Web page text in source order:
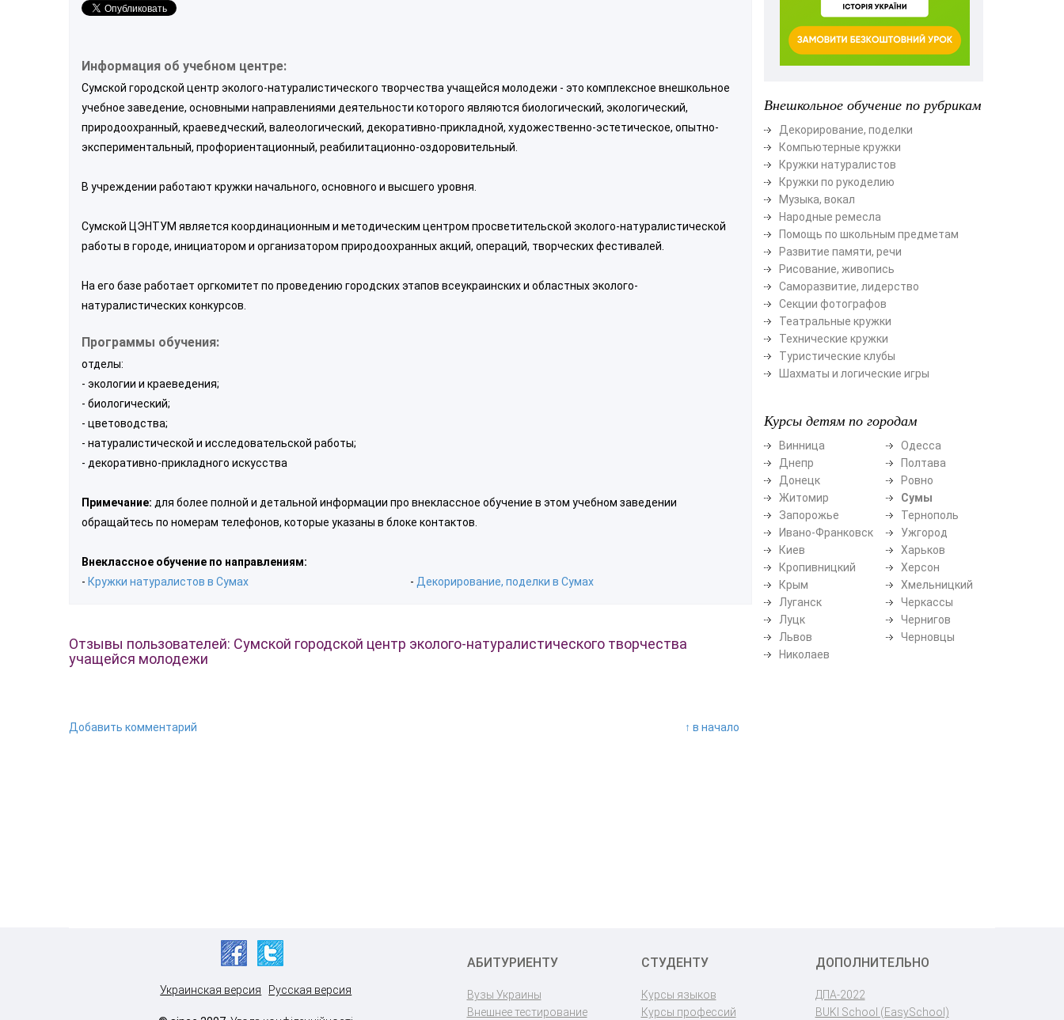
Информация об учебном центре:
Сумской городской центр эколого-натуралистического творчества учащейся молодежи - это комплексное внешкольное
учебное заведение, основными направлениями деятельности которого являются биологический, экологический,
природоохранный, краеведческий, валеологический, декоративно-прикладной, художественно-эстетическое, опытно-
экспериментальный, профориентационный, реабилитационно-оздоровительный.
В учреждении работают кружки начального, основного и высшего уровня.
Сумской ЦЭНТУМ является координационным и методическим центром просветительской эколого-натуралистической
работы в городе, инициатором и организатором природоохранных акций, операций, творческих фестивалей.
На его базе работает оргкомитет по проведению городских этапов всеукраинских и областных эколого-
натуралистических конкурсов.
Программы обучения:
отделы:
- экологии и краеведения;
- биологический;
- цветоводства;
- натуралистической и исследовательской работы;
- декоративно-прикладного искусства
Примечание: для более полной и детальной информации про внеклассное обучение в этом учебном заведении
обращайтесь по номерам телефонов, которые указаны в блоке контактов.
Внеклассное обучение по направлениям:
- Кружки натуралистов в Сумах - Декорирование, поделки в Сумах
Отзывы пользователей: Сумской городской центр эколого-натуралистического творчества
учащейся молодежи
Добавить комментарий ↑ в начало
Внешкольное обучение по рубрикам
Декорирование, поделки
Компьютерные кружки
Кружки натуралистов
Кружки по рукоделию
Музыка, вокал
Народные ремесла
Помощь по школьным предметам
Развитие памяти, речи
Рисование, живопись
Саморазвитие, лидерство
Секции фотографов
Театральные кружки
Технические кружки
Туристические клубы
Шахматы и логические игры
Курсы детям по городам
Винница
Днепр
Донецк
Житомир
Запорожье
Ивано-Франковск
Киев
Кропивницкий
Крым
Луганск
Луцк
Львов
Николаев
Одесса
Полтава
Ровно
Сумы
Тернополь
Ужгород
Харьков
Херсон
Хмельницкий
Черкассы
Чернигов
Черновцы
Украинская версия Русская версия
АБИТУРИЕНТУ
Вузы Украины
Внешнее тестирование
СТУДЕНТУ
Курсы языков
Курсы профессий
ДОПОЛНИТЕЛЬНО
ДПА-2022
BUKI School (EasySchool)